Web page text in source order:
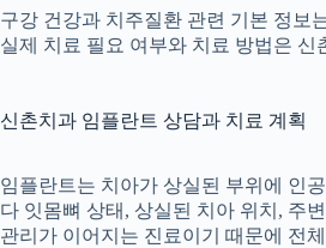
구강 건강과 치주질환 관련 기본 정보
실제 치료 필요 여부와 치료 방법은 신
신촌치과 임플란트 상담과 치료 계획
임플란트는 치아가 상실된 부위에 인
다 잇몸뼈 상태, 상실된 치아 위치, 주
관리가 이어지는 진료이기 때문에 전